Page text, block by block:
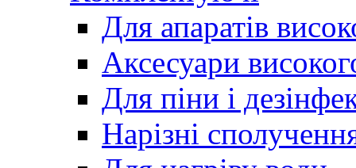
Для апаратів
Аксесуари
Для піни і
Нарізні